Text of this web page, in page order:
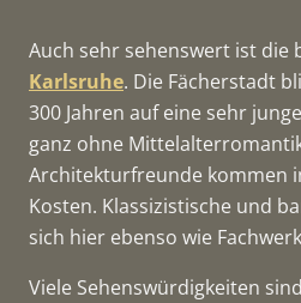
Auch sehr sehenswert ist die
Karlsruhe. Die Fächerstadt
300 Jahren auf eine sehr
ganz ohne
Architekturfreunde kommen
Kosten. Klassizistische und
sich hier ebenso wie
Viele Sehenswürdigkeiten